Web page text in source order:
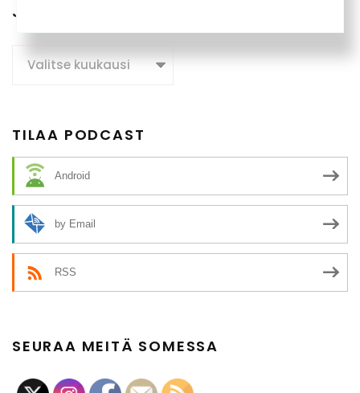
JUTTUARKISTO
Juttuarkisto
TILAA PODCAST
Android
by Email
RSS
SEURAA MEITÄ SOMESSA